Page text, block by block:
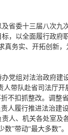
省委十三届八次九
，以全面履行政府
真务实、开拓创新
党组对法治政府建
带队赴省司法厅
不扣抓整改。调整
人履行推进法治建
人、机关各处室及
”带动“最大多数”